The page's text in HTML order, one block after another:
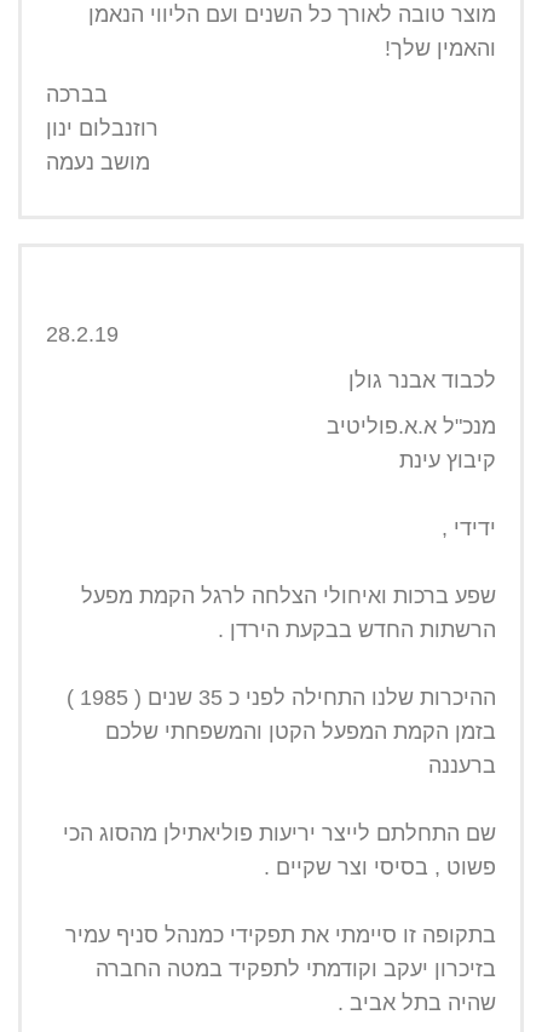
מוצר טובה לאורך כל השנים ועם הליווי הנאמן
והאמין שלך!
בברכה
רוזנבלום ינון
מושב נעמה
28.2.19
לכבוד אבנר גולן
מנכ"ל א.א.פוליטיב
קיבוץ עינת
ידידי ,
שפע ברכות ואיחולי הצלחה לרגל הקמת מפעל
הרשתות החדש בבקעת הירדן .
ההיכרות שלנו התחילה לפני כ 35 שנים ( 1985 )
בזמן הקמת המפעל הקטן והמשפחתי שלכם
ברעננה
שם התחלתם לייצר יריעות פוליאתילן מהסוג הכי
פשוט , בסיסי וצר שקיים .
בתקופה זו סיימתי את תפקידי כמנהל סניף עמיר
בזיכרון יעקב וקודמתי לתפקיד במטה החברה
שהיה בתל אביב .